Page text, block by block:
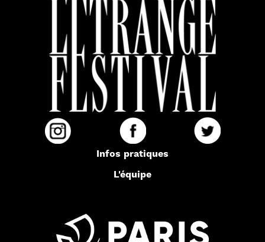
Infos pratiques
L'équipe